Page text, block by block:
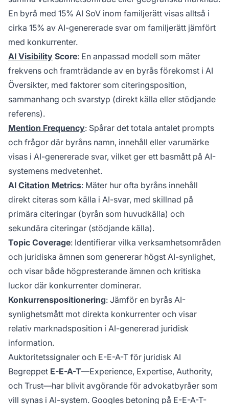
En byrå med 15% AI SoV inom familjerätt visas alltså i
cirka 15% av AI-genererade svar om familjerätt jämfört
med konkurrenter.
AI Visibility Score: En anpassad modell som mäter
frekvens och framträdande av en byrås förekomst i AI
Översikter, med faktorer som citeringsposition,
sammanhang och svarstyp (direkt källa eller stödjande
referens).
Mention Frequency: Spårar det totala antalet prompts
och frågor där byråns namn, innehåll eller varumärke
visas i AI-genererade svar, vilket ger ett basmått på AI-
systemens medvetenhet.
AI Citation Metrics: Mäter hur ofta byråns innehåll
direkt citeras som källa i AI-svar, med skillnad på
primära citeringar (byrån som huvudkälla) och
sekundära citeringar (stödjande källa).
Topic Coverage: Identifierar vilka verksamhetsområden
och juridiska ämnen som genererar högst AI-synlighet,
och visar både högpresterande ämnen och kritiska
luckor där konkurrenter dominerar.
Konkurrenspositionering: Jämför en byrås AI-
synlighetsmått mot direkta konkurrenter och visar
relativ marknadsposition i AI-genererad juridisk
information.
Auktoritetssignaler och E-E-A-T för juridisk AI
Begreppet E-E-A-T—Experience, Expertise, Authority,
och Trust—har blivit avgörande för advokatbyråer som
vill synas i AI-system. Googles betoning på E-E-A-T-